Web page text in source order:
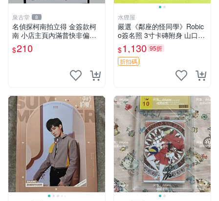
泉古堂 8
名偵探柯南拍立得 金簽款柯
南 小店主頁內滿普快非偏遠
不滿三十郵＋6-31518
$210
水狸屋
嚴選《鄰座的怪同學》Robic
o簽名照 3寸卡磚附身 山口賢
二親筆 中古初瑕收藏品 鄰座
的怪同學 署名照 點數
$1,130 95折
折扣碼